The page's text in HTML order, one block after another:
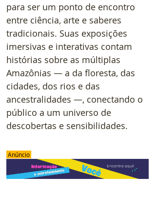
para ser um ponto de encontro
entre ciência, arte e saberes
tradicionais. Suas exposições
imersivas e interativas contam
histórias sobre as múltiplas
Amazônias — a da floresta, das
cidades, dos rios e das
ancestralidades —, conectando o
público a um universo de
descobertas e sensibilidades.
Anúncio